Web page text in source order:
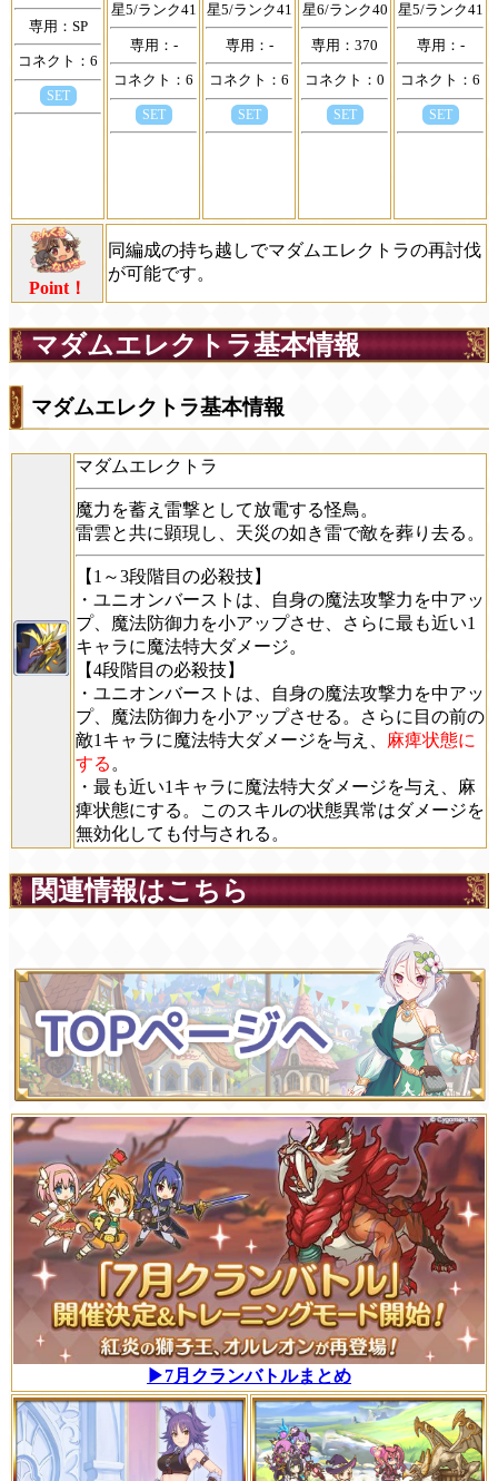
専用：SP
コネクト：6
SET
星5/ランク41
専用：-
コネクト：6
SET
星5/ランク41
専用：-
コネクト：6
SET
星6/ランク40
専用：370
コネクト：0
SET
星5/ランク41
専用：-
コネクト：6
SET
Point！
同編成の持ち越しでマダムエレクトラの再討伐
が可能です。
マダムエレクトラ基本情報
マダムエレクトラ基本情報
マダムエレクトラ
魔力を蓄え雷撃として放電する怪鳥。
雷雲と共に顕現し、天災の如き雷で敵を葬り去る。
【1～3段階目の必殺技】
・ユニオンバーストは、自身の魔法攻撃力を中アッ
プ、魔法防御力を小アップさせ、さらに最も近い1
キャラに魔法特大ダメージ。
【4段階目の必殺技】
・ユニオンバーストは、自身の魔法攻撃力を中アッ
プ、魔法防御力を小アップさせる。さらに目の前の
敵1キャラに魔法特大ダメージを与え、 麻痺状態に
する 。
・最も近い1キャラに魔法特大ダメージを与え、麻
痺状態にする。このスキルの状態異常はダメージを
無効化しても付与される。
関連情報はこちら
▶7月クランバトルまとめ